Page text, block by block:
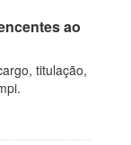
ao
titulação,